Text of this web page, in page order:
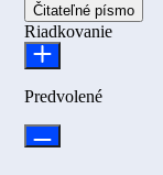
Čitateľné písmo
Riadkovanie
Predvolené